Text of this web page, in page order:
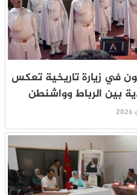
في زيارة تاريخية تعكس
بين الرباط وواشنطن